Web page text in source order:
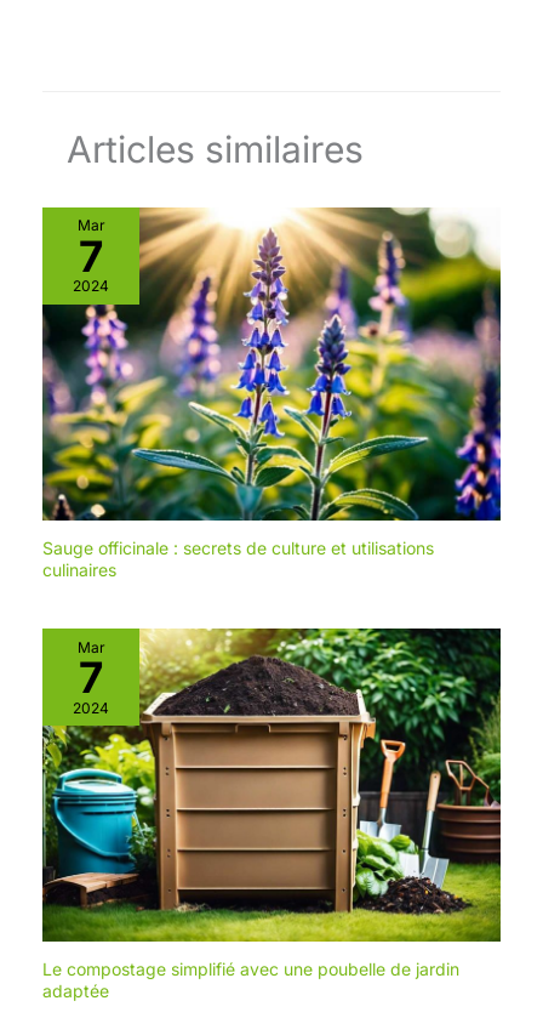
Articles similaires
Mar
7
2024
Sauge officinale : secrets de culture et utilisations
culinaires
Mar
7
2024
Le compostage simplifié avec une poubelle de jardin
adaptée